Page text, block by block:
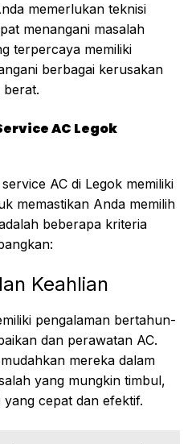
memerlukan teknisi
menangani masalah
terpercaya memiliki
berbagai kerusakan
berat.
AC Legok
AC di Legok memiliki
memastikan Anda memilih
beberapa kriteria
Keahlian
pengalaman bertahun-
dan perawatan AC.
mereka dalam
yang mungkin timbul,
cepat dan efektif.